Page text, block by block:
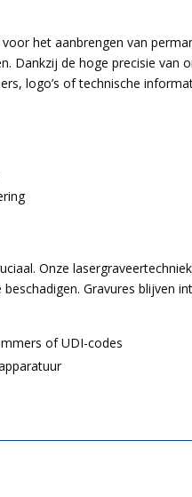
het aanbrengen van
Dankzij de hoge precisie
logo’s of technische
Onze
Gravures blijven
of UDI-codes